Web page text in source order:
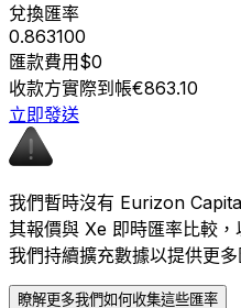
兌換匯率
0.863100
匯款費用$0
收款方實際到帳€863.10
立即發送
我們暫時沒有 Eurizon
其報價與 Xe 即時匯率比較，
我們持續擴充數據以提供更多
瞭解更多我們如何收集這些匯率